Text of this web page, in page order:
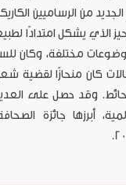
من الرساميين
الذي يشكل امتدادًا
مختلفة، وكان
كان منحازًا لقضية
وقد حصل على
أبرزها جائزة